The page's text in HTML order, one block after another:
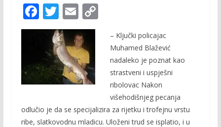
F
ac
b
o
o
k
T
w
itt
er
E
m
ai
l
C
k
– Ključki policajac
Muhamed Blažević
nadaleko je poznat kao
strastveni i uspješni
ribolovac Nakon
višehodišnjeg pecanja
odlučio je da se specijalizira za rijetku i trofejnu vrstu
ribe, slatkovodnu mladicu. Uloženi trud se isplatio, i u